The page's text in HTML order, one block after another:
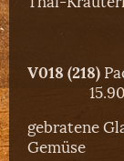
V018 (218)
15.90
gebratene
Gemüse